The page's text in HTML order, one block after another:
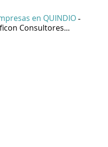
en QUINDIO -
Consultores...